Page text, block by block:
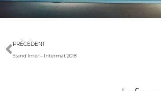
PRÉCÉDENT
Stand Imer – Intermat 2018